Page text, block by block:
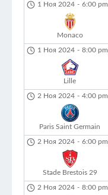
1 Ноя 2024 - 6:00 pm
Monaco
1 Ноя 2024 - 8:00 pm
Lille
2 Ноя 2024 - 4:00 pm
Paris Saint Germain
2 Ноя 2024 - 6:00 pm
Stade Brestois 29
2 Ноя 2024 - 8:00 pm